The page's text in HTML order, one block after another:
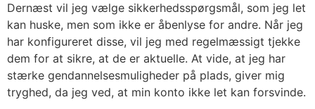
Dernæst vil jeg vælge sikkerhedsspørgsmål, som jeg let
kan huske, men som ikke er åbenlyse for andre. Når jeg
har konfigureret disse, vil jeg med regelmæssigt tjekke
dem for at sikre, at de er aktuelle. At vide, at jeg har
stærke gendannelsesmuligheder på plads, giver mig
tryghed, da jeg ved, at min konto ikke let kan forsvinde.